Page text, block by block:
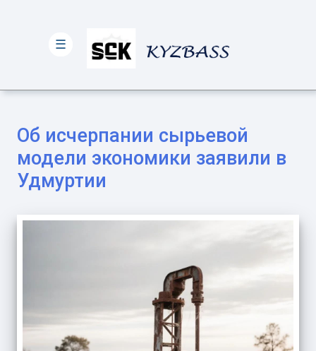
Об исчерпании сырьевой
модели экономики заявили в
Удмуртии
☰